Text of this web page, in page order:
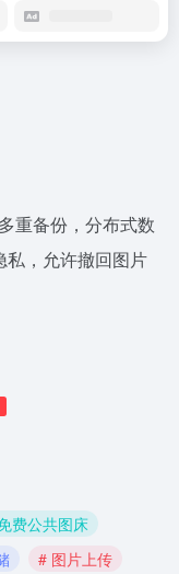
重备份，分布式数
私，允许撤回图片
费公共图床
# 图片上传